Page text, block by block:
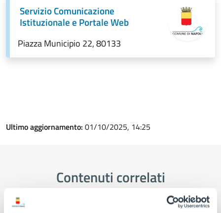
Servizio Comunicazione
Istituzionale e Portale Web
Piazza Municipio 22, 80133
Ultimo aggiornamento: 01/10/2025, 14:25
Contenuti correlati